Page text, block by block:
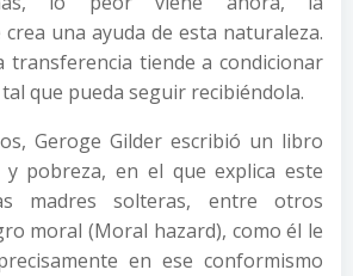
una ayuda de esta naturaleza.
transferencia tiende a condicionar
que pueda seguir recibiéndola.
Geroge Gilder escribió un libro
y pobreza, en el que explica este
madres solteras, entre otros
moral (Moral hazard), como él le
en ese conformismo